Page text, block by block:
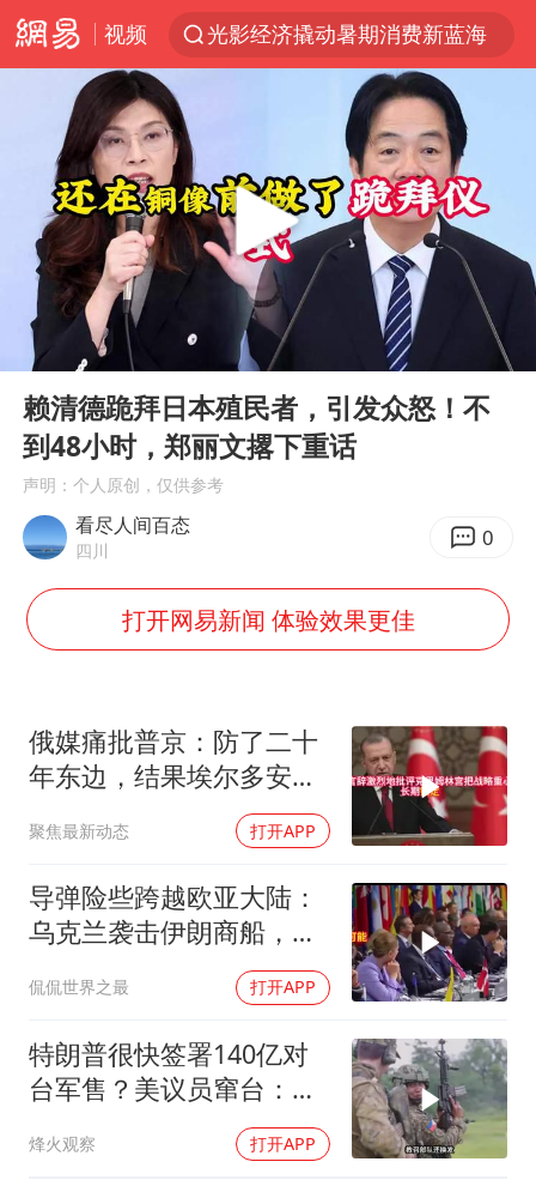
视频
光影经济撬动暑期消费新蓝海
陈思诚零点晒照为佟丽娅庆生
《欢迎来龙餐馆》口碑
上四休三，但降薪1000元，你接受吗？
检测列车撞人致11死2伤 涉事单位被罚
黄金牛市回来了吗
36岁男演员成景区NPC后人气爆棚
宇树王兴兴被问了360多个问题
全民健身事业高质量发展
唐田赛前发布会上引用《孙子兵法》
台当局重金为“台独”织“皇帝新衣”
老挝国会主席赛宋蓬逝世
购飞机票7分钟后退票被扣2022元
乐享全民健身 共筑健康中国
Play
00:00
赖清德跪拜日本殖民者，引发众怒！不
到48小时，郑丽文撂下重话
声明：个人原创，仅供参考
看尽人间百态
四川 0
打开网易新闻 体验效果更佳
俄媒痛批普京：防了二十
年东边，结果埃尔多安把
聚焦最新动态 打开APP
导弹险些跨越欧亚大陆：
乌克兰袭击伊朗商船，差
点引爆两场战争的“连环
雷”
侃侃世界之最 打开APP
特朗普很快签署140亿对
台军售？美议员窜台：必
烽火观察 打开APP